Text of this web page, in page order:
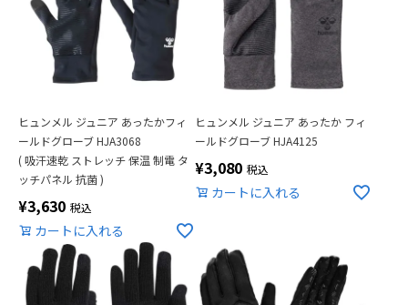
ヒュンメル ジュニア あったかフィ
ールドグローブ HJA3068
( 吸汗速乾 ストレッチ 保温 制電 タ
ッチパネル 抗菌 )
¥3,630 税込
カートに入れる
ヒュンメル ジュニア あったか フィ
ールドグローブ HJA4125
¥3,080 税込
カートに入れる